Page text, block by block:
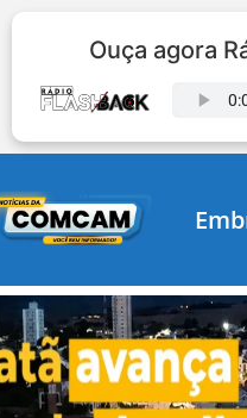
Ouça agora